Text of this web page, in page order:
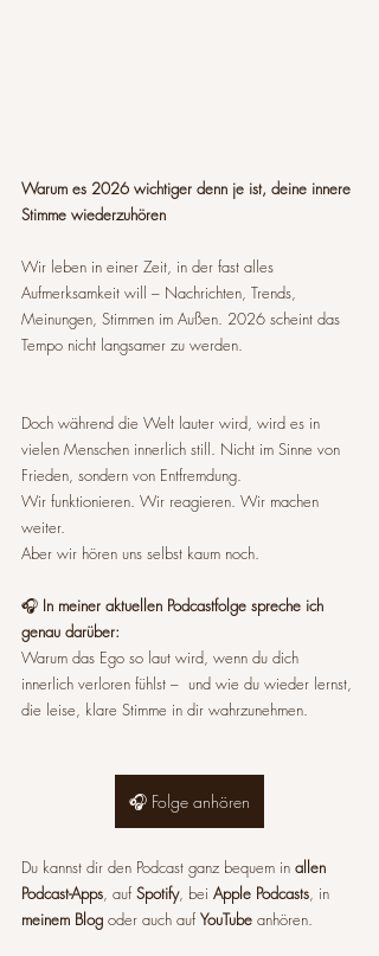
Warum es 2026 wichtiger denn je ist, deine innere
Stimme wiederzuhören
Wir leben in einer Zeit, in der fast alles
Aufmerksamkeit will – Nachrichten, Trends,
Meinungen, Stimmen im Außen. 2026 scheint das
Tempo nicht langsamer zu werden.
Doch während die Welt lauter wird, wird es in
vielen Menschen innerlich still. Nicht im Sinne von
Frieden, sondern von Entfremdung.
Wir funktionieren. Wir reagieren. Wir machen
weiter.
Aber wir hören uns selbst kaum noch.
🎧 In meiner aktuellen Podcastfolge spreche ich
genau darüber:
Warum das Ego so laut wird, wenn du dich
innerlich verloren fühlst –  und wie du wieder lernst,
die leise, klare Stimme in dir wahrzunehmen.
🎧 Folge anhören
Du kannst dir den Podcast ganz bequem in allen
Podcast-Apps, auf Spotify, bei Apple Podcasts, in
meinem Blog oder auch auf YouTube anhören.